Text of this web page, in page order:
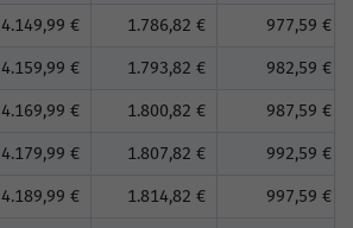
4.149,99 € 1.786,82 € 977,59 €
4.159,99 € 1.793,82 € 982,59 €
4.169,99 € 1.800,82 € 987,59 €
4.179,99 € 1.807,82 € 992,59 €
4.189,99 € 1.814,82 € 997,59 €